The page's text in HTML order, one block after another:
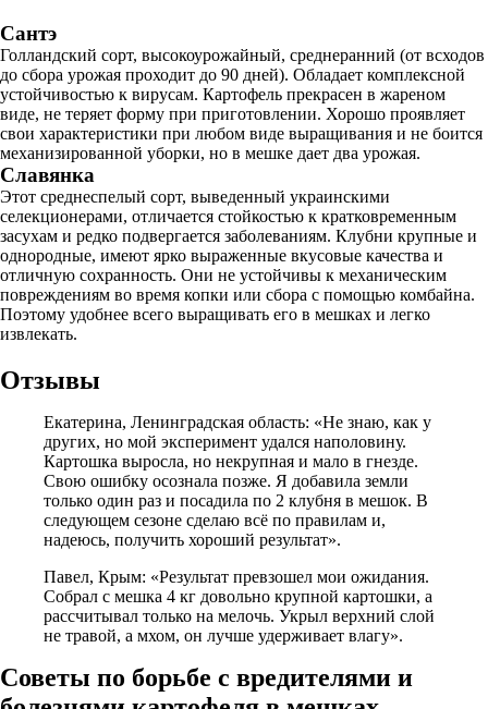
Сантэ
Голландский сорт, высокоурожайный, среднеранний (от всходов
до сбора урожая проходит до 90 дней). Обладает комплексной
устойчивостью к вирусам. Картофель прекрасен в жареном
виде, не теряет форму при приготовлении. Хорошо проявляет
свои характеристики при любом виде выращивания и не боится
механизированной уборки, но в мешке дает два урожая.
Славянка
Этот среднеспелый сорт, выведенный украинскими
селекционерами, отличается стойкостью к кратковременным
засухам и редко подвергается заболеваниям. Клубни крупные и
однородные, имеют ярко выраженные вкусовые качества и
отличную сохранность. Они не устойчивы к механическим
повреждениям во время копки или сбора с помощью комбайна.
Поэтому удобнее всего выращивать его в мешках и легко
извлекать.
Отзывы
Екатерина, Ленинградская область: «Не знаю, как у
других, но мой эксперимент удался наполовину.
Картошка выросла, но некрупная и мало в гнезде.
Свою ошибку осознала позже. Я добавила земли
только один раз и посадила по 2 клубня в мешок. В
следующем сезоне сделаю всё по правилам и,
надеюсь, получить хороший результат».
Павел, Крым: «Результат превзошел мои ожидания.
Собрал с мешка 4 кг довольно крупной картошки, а
рассчитывал только на мелочь. Укрыл верхний слой
не травой, а мхом, он лучше удерживает влагу».
Советы по борьбе с вредителями и